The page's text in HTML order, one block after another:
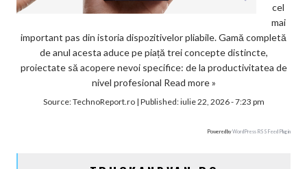
cel
mai
important pas din istoria dispozitivelor pliabile. Gamă completă
de anul acesta aduce pe piață trei concepte distincte,
proiectate să acopere nevoi specifice: de la productivitatea de
nivel profesional Read more »
Source:TechnoReport.ro| Published:iulie 22, 2026 - 7:23 pm
Powered byWordPress RSS Feed Plugin